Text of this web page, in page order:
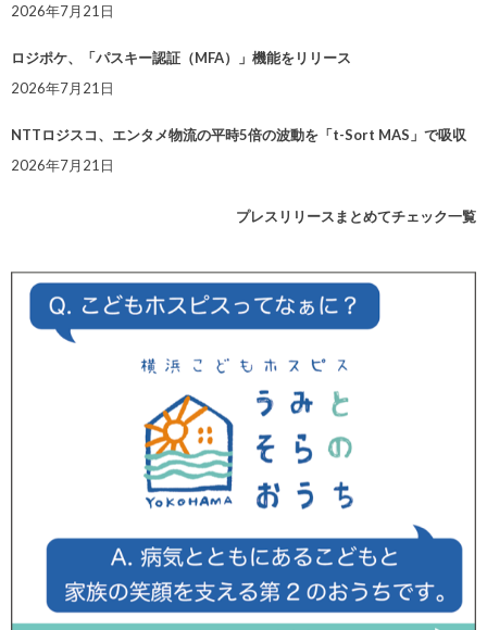
2026年7月21日
ロジポケ、「パスキー認証（MFA）」機能をリリース
2026年7月21日
NTTロジスコ、エンタメ物流の平時5倍の波動を「t-Sort MAS」で吸収
2026年7月21日
プレスリリースまとめてチェック一覧